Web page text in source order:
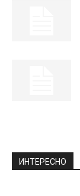
ИНТЕРЕСНО